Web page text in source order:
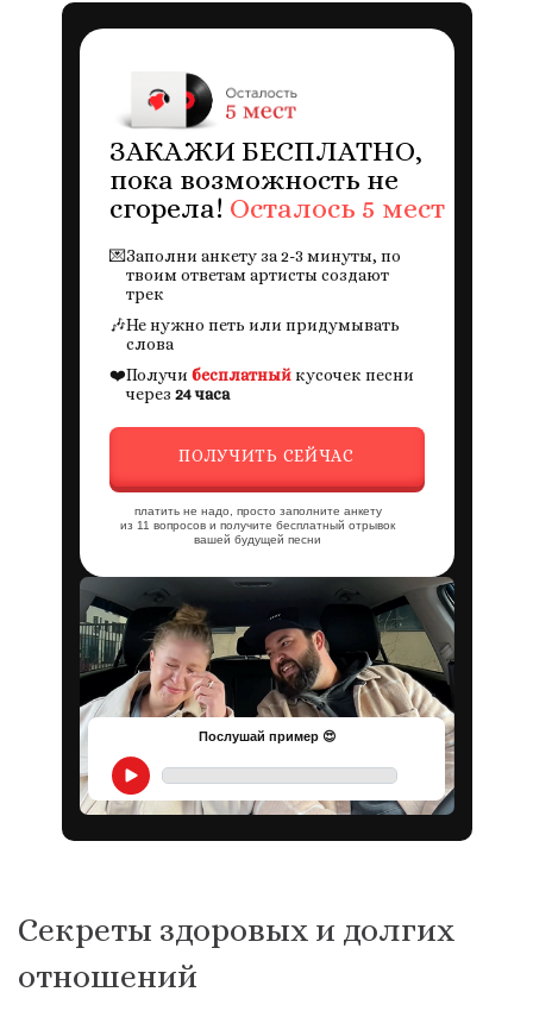
Послушай пример 😍
ЗАКАЖИ БЕСПЛАТНО,
пока возможность не
сгорела! Осталось 5 мест
💌Заполни анкету за 2-3 минуты, по
твоим ответам артисты создают
трек
🎶Не нужно петь или придумывать
слова
❤️Получи бесплатныйкусочек песни
через 24 часа
ПОЛУЧИТЬ СЕЙЧАС
платить не надо, просто заполните анкету
из 11 вопросов и получите бесплатный отрывок
вашей будущей песни
Секреты здоровых и долгих
отношений